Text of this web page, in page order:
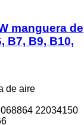
manguera de
B7, B9, B10,
de aire
22034150